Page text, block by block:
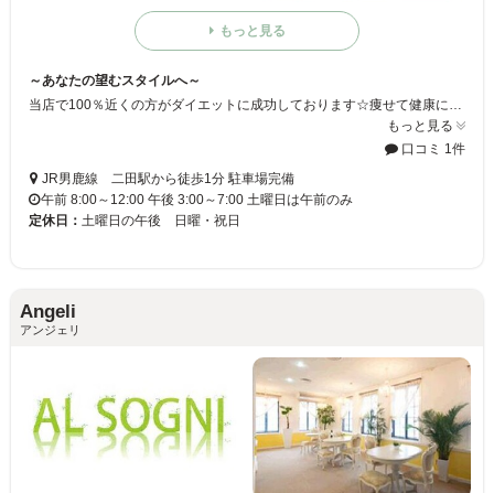
もっと見る
～あなたの望むスタイルへ～
当店で100％近くの方がダイエットに成功しております☆痩せて健康になるだけではなく、明るく前向きになっていくみなさまを見ていると、このダイエットを取り入れてよかったと感じております♪スタッフが全力でみなさまのダイエットをサポートさせていただきます☆
もっと見る
口コミ 1件
JR男鹿線 二田駅から徒歩1分 駐車場完備
午前 8:00～12:00 午後 3:00～7:00 土曜日は午前のみ
定休日： 土曜日の午後 日曜・祝日
Angeli
アンジェリ